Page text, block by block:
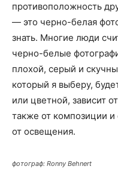
противоположность
— это черно-белая
знать. Многие люди
черно-белые
плохой, серый и
который я выберу,
или цветной, зависит
также от композиции и
от освещения.
фотограф: Ronny Behnert